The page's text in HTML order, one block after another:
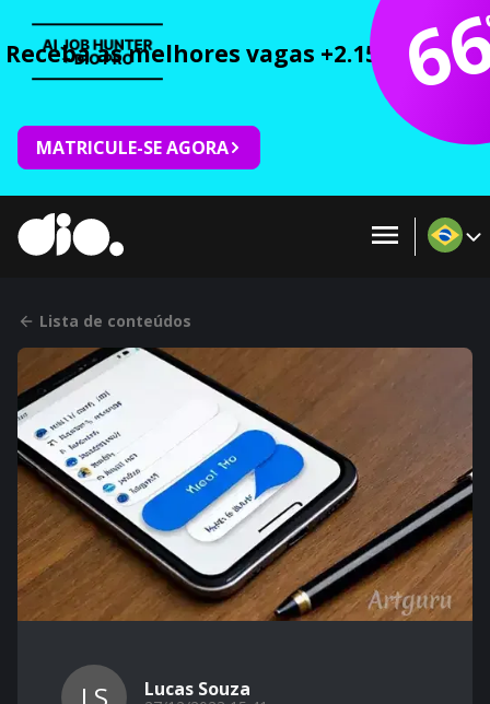
Receba as melhores vagas +2.150 cursos
MATRICULE-SE AGORA
Lista de conteúdos
Lucas Souza